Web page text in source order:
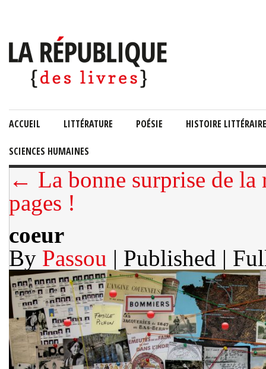
ACCUEIL LITTÉRATURE POÉSIE HISTOIRE LITTÉRAIRE
SCIENCES HUMAINES
← La bonne surprise de la
pages !
coeur
By Passou | Published |